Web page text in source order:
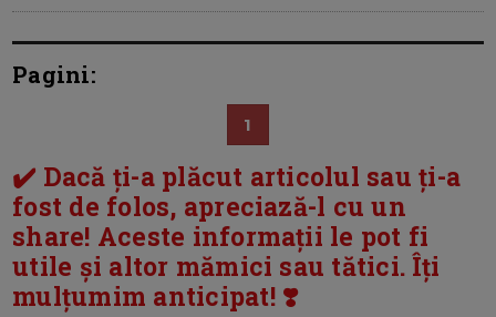
Pagini:
1
✔️ Dacă ți-a plăcut articolul sau ți-a
fost de folos, apreciază-l cu un
share! Aceste informații le pot fi
utile și altor mămici sau tătici. Îți
mulțumim anticipat! ❣️